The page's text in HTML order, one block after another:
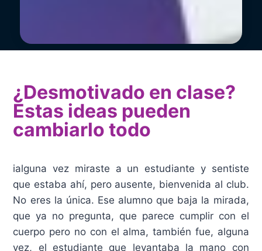
¿Desmotivado en clase?
Estas ideas pueden
cambiarlo todo
ialguna vez miraste a un estudiante y sentiste
que estaba ahí, pero ausente, bienvenida al club.
No eres la única. Ese alumno que baja la mirada,
que ya no pregunta, que parece cumplir con el
cuerpo pero no con el alma, también fue, alguna
vez, el estudiante que levantaba la mano con